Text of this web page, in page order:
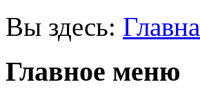
Вы здесь:
Главное меню